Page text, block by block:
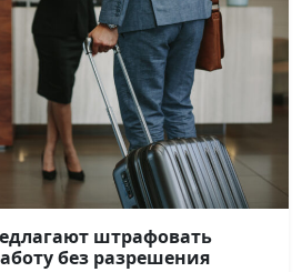
штрафовать
без разрешения